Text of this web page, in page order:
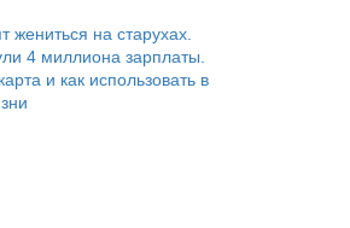
жениться на старухах.
4 миллиона зарплаты.
и как использовать в